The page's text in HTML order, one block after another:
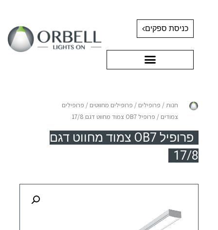
כניסת ספקים
חנות / פרופילים / פרופילים מחווטים / פרופילים
צמודים / פרופיל OB7 צמוד מחווט דגם 17/8
פרופיל OB7 צמוד מחווט דגם
17/8